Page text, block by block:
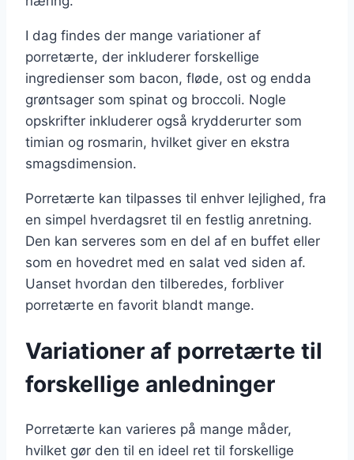
I dag findes der mange variationer af
porretærte, der inkluderer forskellige
ingredienser som bacon, fløde, ost og endda
grøntsager som spinat og broccoli. Nogle
opskrifter inkluderer også krydderurter som
timian og rosmarin, hvilket giver en ekstra
smagsdimension.
Porretærte kan tilpasses til enhver lejlighed, fra
en simpel hverdagsret til en festlig anretning.
Den kan serveres som en del af en buffet eller
som en hovedret med en salat ved siden af.
Uanset hvordan den tilberedes, forbliver
porretærte en favorit blandt mange.
Variationer af porretærte til
forskellige anledninger
Porretærte kan varieres på mange måder,
hvilket gør den til en ideel ret til forskellige